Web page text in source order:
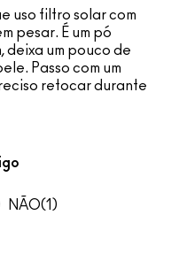
uso filtro solar com
pesar. É um pó
deixa um pouco de
Passo com um
retocar durante
1